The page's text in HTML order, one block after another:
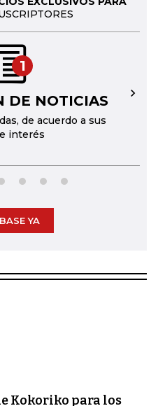
1
DE NOTICIAS
de acuerdo a sus
interés
→
YA
Kokoriko para los